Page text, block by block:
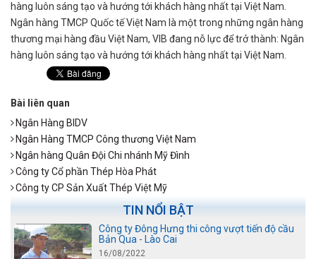
hàng luôn sáng tạo và hướng tới khách hàng nhất tại Việt Nam.
Ngân hàng TMCP Quốc tế Việt Nam là một trong những ngân hàng
thương mại hàng đầu Việt Nam, VIB đang nỗ lực để trở thành: Ngân
hàng luôn sáng tạo và hướng tới khách hàng nhất tại Việt Nam.
Bài liên quan
Ngân Hàng BIDV
Ngân Hàng TMCP Công thương Việt Nam
Ngân hàng Quân Đội Chi nhánh Mỹ Đình
Công ty Cổ phần Thép Hòa Phát
Công ty CP Sản Xuất Thép Việt Mỹ
TIN NỔI BẬT
Công ty Đông Hưng thi công vượt tiến độ cầu
Bản Qua - Lào Cai
16/08/2022